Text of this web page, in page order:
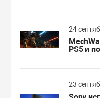
24
PS5 и
23